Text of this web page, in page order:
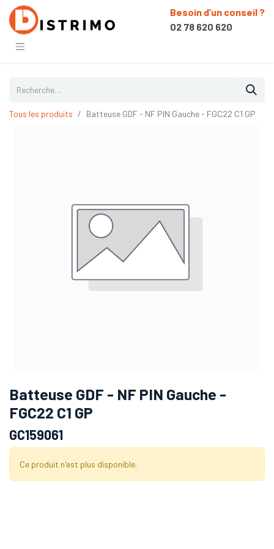
Besoin d’un conseil ?
02 78 620 620
Tous les produits Batteuse GDF - NF PIN Gauche - FGC22 C1 GP
Batteuse GDF - NF PIN Gauche -
FGC22 C1 GP
GC159061
Ce produit n'est plus disponible.